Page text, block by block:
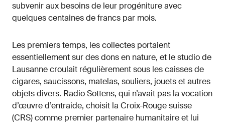
subvenir aux besoins de leur progéniture avec
quelques centaines de francs par mois.
Les premiers temps, les collectes portaient
essentiellement sur des dons en nature, et le studio de
Lausanne croulait régulièrement sous les caisses de
cigares, saucissons, matelas, souliers, jouets et autres
objets divers. Radio Sottens, qui n’avait pas la vocation
d’œuvre d’entraide, choisit la Croix-Rouge suisse
(CRS) comme premier partenaire humanitaire et lui